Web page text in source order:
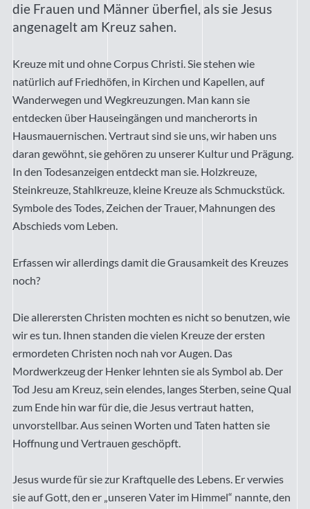
die Frauen und Männer überfiel, als sie Jesus
angenagelt am Kreuz sahen.
Kreuze mit und ohne Corpus Christi. Sie stehen wie
natürlich auf Friedhöfen, in Kirchen und Kapellen, auf
Wanderwegen und Wegkreuzungen. Man kann sie
entdecken über Hauseingängen und mancherorts in
Hausmauernischen. Vertraut sind sie uns, wir haben uns
daran gewöhnt, sie gehören zu unserer Kultur und Prägung.
In den Todesanzeigen entdeckt man sie. Holzkreuze,
Steinkreuze, Stahlkreuze, kleine Kreuze als Schmuckstück.
Symbole des Todes, Zeichen der Trauer, Mahnungen des
Abschieds vom Leben.
Erfassen wir allerdings damit die Grausamkeit des Kreuzes
noch?
Die allerersten Christen mochten es nicht so benutzen, wie
wir es tun. Ihnen standen die vielen Kreuze der ersten
ermordeten Christen noch nah vor Augen. Das
Mordwerkzeug der Henker lehnten sie als Symbol ab. Der
Tod Jesu am Kreuz, sein elendes, langes Sterben, seine Qual
zum Ende hin war für die, die Jesus vertraut hatten,
unvorstellbar. Aus seinen Worten und Taten hatten sie
Hoffnung und Vertrauen geschöpft.
Jesus wurde für sie zur Kraftquelle des Lebens. Er verwies
sie auf Gott, den er „unseren Vater im Himmel“ nannte, den